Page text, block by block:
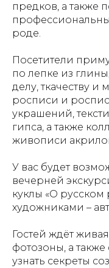
предков, а также
роде.
Посетители
по лепке из
делу, ткачеству
росписи и
украшений,
гипса, а также
живописи
У вас будет
вечерней
куклы «О
художниками –
Гостей ждёт
фотозоны, а
узнать секреты